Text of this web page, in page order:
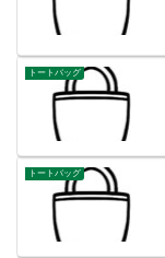
トートバッグ
トートバッグ